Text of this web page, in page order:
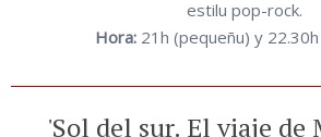
estilu pop-rock.
Hora:21h (pequeñu) y 22.30h
'Sol del sur. El viaje de